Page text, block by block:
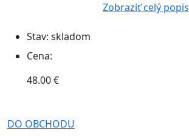
Zobraziť celý popis
Stav: skladom
Cena:
48.00 €
DO OBCHODU